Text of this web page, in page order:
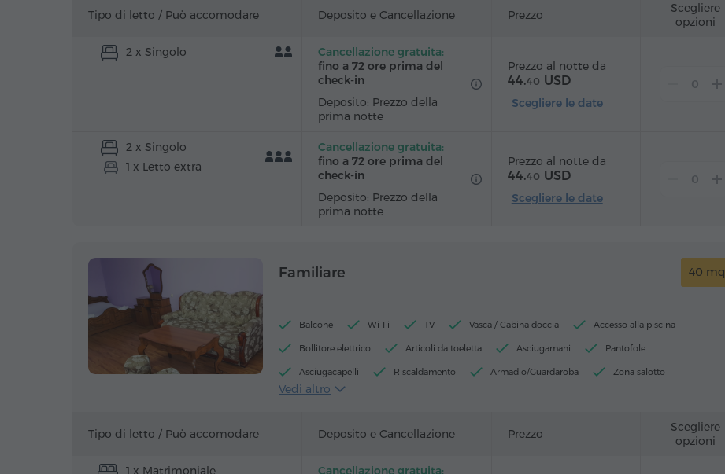
Tipo di letto / Può accomodare Deposito e Cancellazione Prezzo
Scegliere
opzioni
2 x Singolo
Cancellazione gratuita:
fino a 72 ore prima del
check‑in
Deposito: Prezzo della
prima notte
Prezzo al notte da
44.40 USD
Scegliere le date
2 x Singolo
1 x Letto extra
Cancellazione gratuita:
fino a 72 ore prima del
check‑in
Deposito: Prezzo della
prima notte
Prezzo al notte da
44.40 USD
Scegliere le date
Familiare 40 mq
Balcone Wi-Fi TV Vasca / Cabina doccia Accesso alla piscina
Bollitore elettrico Articoli da toeletta Asciugamani Pantofole
Asciugacapelli Riscaldamento Armadio/Guardaroba Zona salotto
Tavolo
Vedi altro
Tipo di letto / Può accomodare Deposito e Cancellazione Prezzo
Scegliere
opzioni
1 x Matrimoniale Cancellazione gratuita: